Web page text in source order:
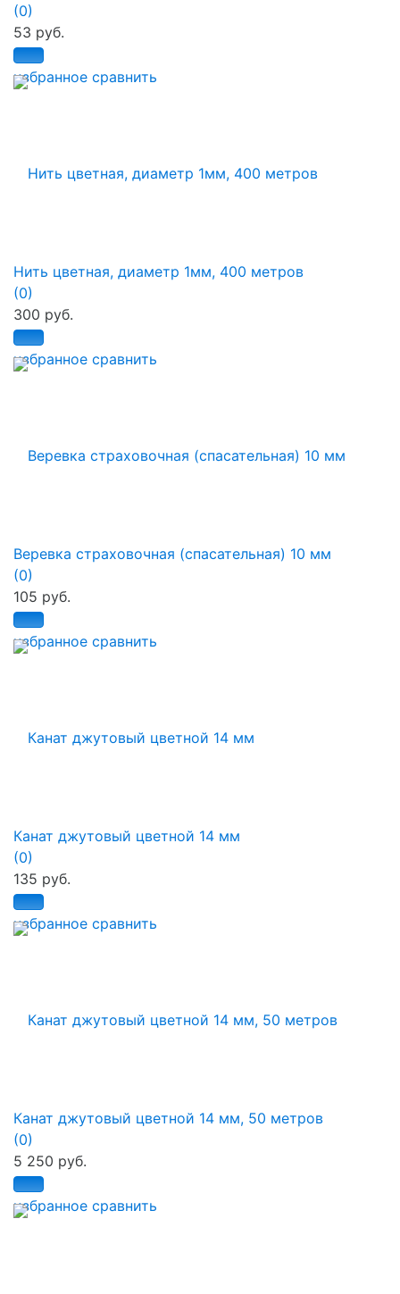
избранное сравнить
(0)
53 руб.
избранное сравнить
Нить цветная, диаметр 1мм, 400 метров
(0)
300 руб.
избранное сравнить
Веревка страховочная (спасательная) 10 мм
(0)
105 руб.
избранное сравнить
Канат джутовый цветной 14 мм
(0)
135 руб.
избранное сравнить
Канат джутовый цветной 14 мм, 50 метров
(0)
5 250 руб.